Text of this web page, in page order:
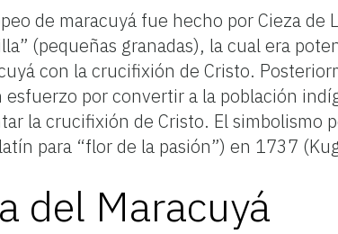
de maracuyá fue hecho por Cieza
(pequeñas granadas), la cual era
con la crucifixión de Cristo.
por convertir a la población
la crucifixión de Cristo. El
para “flor de la pasión”) en 1737
del Maracuyá